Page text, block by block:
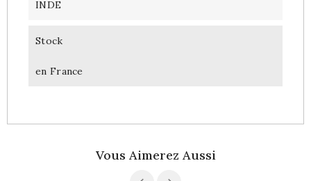
INDE
Stock
en France
Vous Aimerez Aussi